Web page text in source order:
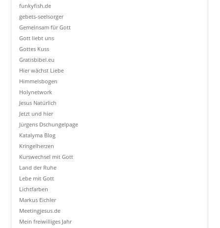
funkyfish.de
gebets-seelsorger
Gemeinsam für Gott
Gott liebt uns
Gottes Kuss
Gratisbibel.eu
Hier wächst Liebe
Himmelsbogen
Holynetwork
Jesus Natürlich
Jetzt und hier
Jürgens Dschungelpage
Katalyma Blog
Kringelherzen
Kurswechsel mit Gott
Land der Ruhe
Lebe mit Gott
Lichtfarben
Markus Eichler
Meetingjesus.de
Mein freiwilliges Jahr